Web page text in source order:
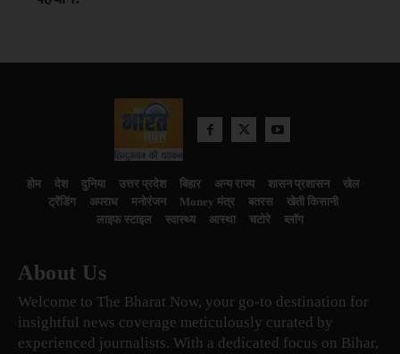
होम देश दुनिया उत्तर प्रदेश बिहार अन्य राज्य शासन प्रशासन
खेल
ट्रेंडिंग
अपराध मनोरंजन Money मंत्र बतरस
खेती किसानी
लाइफ स्टाइल
स्वास्थ्य आस्था चटोरे ब्लॉग
About Us
Welcome to The Bharat Now, your go-to destination for
insightful news coverage meticulously curated by
experienced journalists. With a dedicated focus on Bihar,